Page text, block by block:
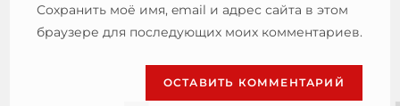
Сохранить моё имя, email и адрес сайта в этом
браузере для последующих моих комментариев.